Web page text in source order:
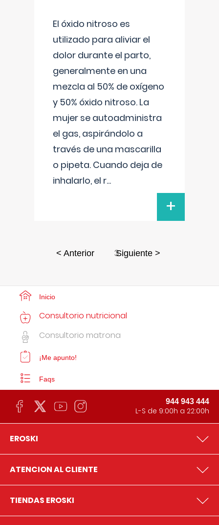
El óxido nitroso es
utilizado para aliviar el
dolor durante el parto,
generalmente en una
mezcla al 50% de oxígeno
y 50% óxido nitroso. La
mujer se autoadministra
el gas, aspirándolo a
través de una mascarilla
o pipeta. Cuando deja de
inhalarlo, el r...
+
< Anterior 3Siguiente >
Inicio
Consultorio nutricional
Consultorio matrona
¡Me apunto!
Faqs
944 943 444
L-S de 9:00h a 22:00h
EROSKI
ATENCION AL CLIENTE
TIENDAS EROSKI